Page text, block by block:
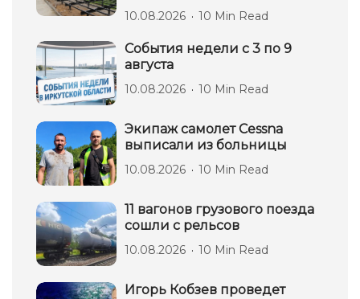
10.08.2026 10 Min Read
События недели с 3 по 9
августа
10.08.2026 10 Min Read
Экипаж самолет Сessna
выписали из больницы
10.08.2026 10 Min Read
11 вагонов грузового поезда
сошли с рельсов
10.08.2026 10 Min Read
Игорь Кобзев проведет